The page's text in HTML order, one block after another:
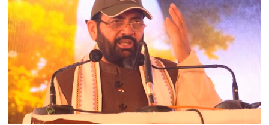
खुशहाली
लिए
हरकी
रवाना